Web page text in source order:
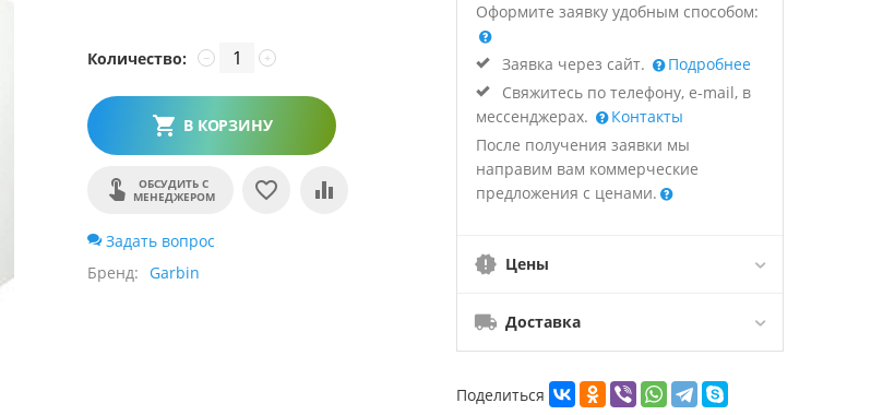
Количество: +
−
В КОРЗИНУ
ОБСУДИТЬ С
МЕНЕДЖЕРОМ
Задать вопрос
Бренд
Garbin
Оформите заявку удобным способом:
Заявка через сайт.
Подробнее
Свяжитесь по телефону, e-mail, в
мессенджерах.
Контакты
После получения заявки мы
направим вам коммерческие
предложения с ценами.
Цены
Доставка
Поделиться